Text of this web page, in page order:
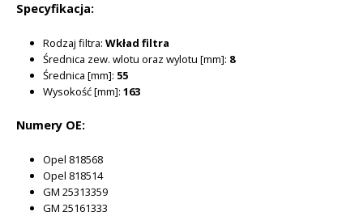
Specyfikacja:
Rodzaj filtra: Wkład filtra
Średnica zew. wlotu oraz wylotu [mm]: 8
Średnica [mm]: 55
Wysokość [mm]:163
Numery OE:
Opel 818568
Opel 818514
GM 25313359
GM 25161333